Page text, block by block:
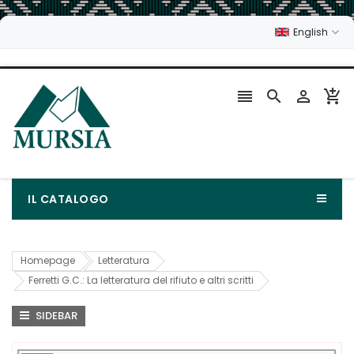
English
   
IL CATALOGO
Homepage
Letteratura
Ferretti G.C.: La letteratura del rifiuto e altri scritti
SIDEBAR